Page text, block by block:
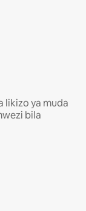
likizo ya muda
bila